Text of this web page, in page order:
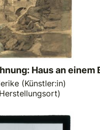
Haus an einem
(Künstler:in)